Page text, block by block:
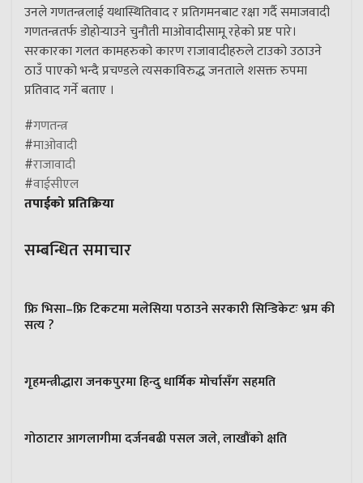
उनले गणतन्त्रलाई यथास्थितिवाद र प्रतिगमनबाट रक्षा गर्दै समाजवादी
गणतन्त्रतर्फ डोहोर्‍याउने चुनौती माओवादीसामू रहेको प्रष्ट पारे।
सरकारका गलत कामहरुको कारण राजावादीहरुले टाउको उठाउने
ठाउँ पाएको भन्दै प्रचण्डले त्यसकाविरुद्ध जनताले शसक्त रुपमा
प्रतिवाद गर्ने बताए ।
#गणतन्त्र
#माओवादी
#राजावादी
#वाईसीएल
तपाईको प्रतिक्रिया
सम्बन्धित समाचार
फ्रि भिसा–फ्रि टिकटमा मलेसिया पठाउने सरकारी सिन्डिकेटः भ्रम की
सत्य ?
गृहमन्त्रीद्धारा जनकपुरमा हिन्दु धार्मिक मोर्चासँग सहमति
गोठाटार आगलागीमा दर्जनबढी पसल जले, लाखौंको क्षति